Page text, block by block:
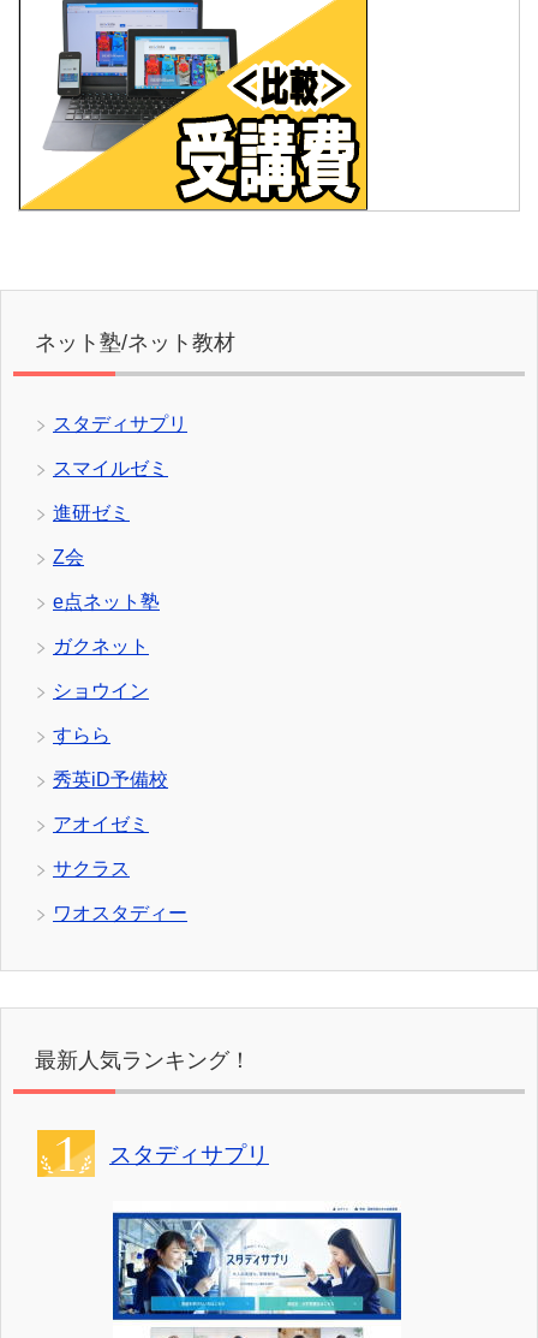
ネット塾/ネット教材
スタディサプリ
スマイルゼミ
進研ゼミ
Z会
e点ネット塾
ガクネット
ショウイン
すらら
秀英iD予備校
アオイゼミ
サクラス
ワオスタディー
最新人気ランキング！
スタディサプリ